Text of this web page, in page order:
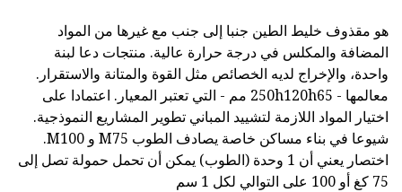
هو مقذوف خليط الطين جنبا إلى جنب مع غيرها من المواد
المضافة والمكلس في درجة حرارة عالية. منتجات دعا لبنة
واحدة، والإخراج لديه الخصائص مثل القوة والمتانة والاستقرار.
معالمها - 250h120h65 مم - التي تعتبر المعيار. اعتمادا على
اختيار المواد اللازمة لتشييد المباني تطوير المشاريع النموذجية.
شيوعا في بناء مساكن خاصة يصادف الطوب M75 و M100.
اختصار يعني أن 1 وحدة (الطوب) يمكن أن تحمل حمولة تصل إلى
75 كغ أو 100 على التوالي لكل 1 سم